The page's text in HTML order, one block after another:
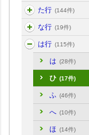
た行 (144件)
な行 (19件)
は行 (115件)
は (28件)
ひ (17件)
ふ (46件)
へ (10件)
ほ (14件)